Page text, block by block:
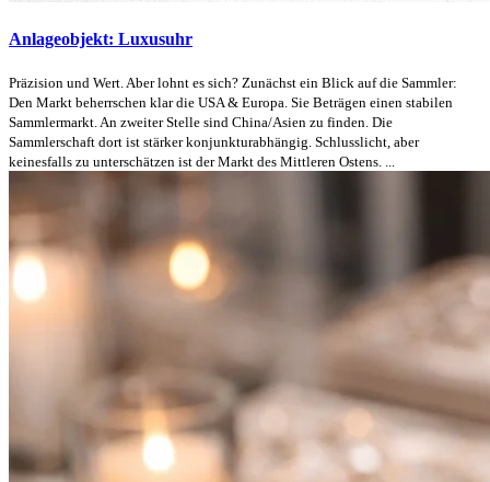
Anlageobjekt: Luxusuhr
Präzision und Wert. Aber lohnt es sich? Zunächst ein Blick auf die Sammler:
Den Markt beherrschen klar die USA & Europa. Sie Beträgen einen stabilen
Sammlermarkt. An zweiter Stelle sind China/Asien zu finden. Die
Sammlerschaft dort ist stärker konjunkturabhängig. Schlusslicht, aber
keinesfalls zu unterschätzen ist der Markt des Mittleren Ostens. ...